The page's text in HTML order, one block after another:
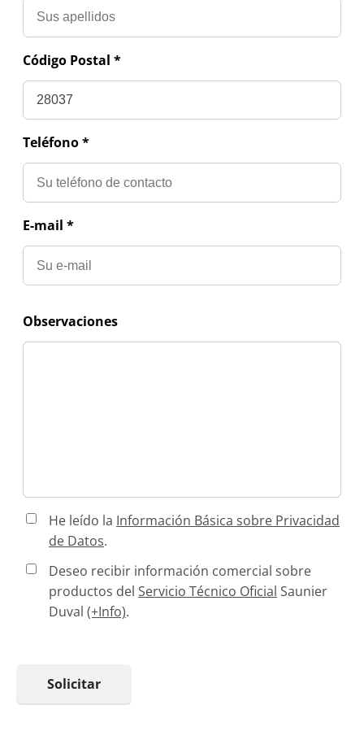
Código Postal *
Teléfono *
E-mail *
Observaciones
He leído la Información Básica sobre Privacidad
de Datos.
Deseo recibir información comercial sobre
productos del Servicio Técnico Oficial Saunier
Duval (+Info).
Solicitar